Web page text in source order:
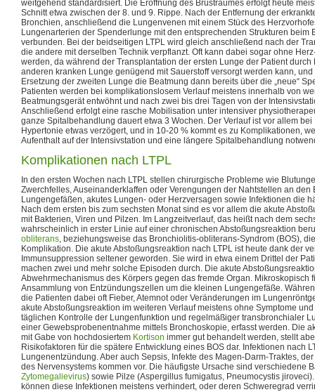
weitgehend standardisiert. Die Eröffnung des Brustraumes erfolgt heute
Schnitt etwa zwischen der 8. und 9. Rippe. Nach der Entfernung der
Bronchien, anschließend die Lungenvenen mit einem Stück des
Lungenarterien der Spenderlunge mit den entsprechenden Strukturen beim
verbunden. Bei der beidseitigen LTPL wird gleich anschließend nach der
die andere mit derselben Technik verpflanzt. Oft kann dabei sogar ohne
werden, da während der Transplantation der ersten Lunge der Patient
anderen kranken Lunge genügend mit Sauerstoff versorgt werden kann,
Ersetzung der zweiten Lunge die Beatmung dann bereits über die „neue“
Patienten werden bei komplikationslosem Verlauf meistens innerhalb von
Beatmungsgerät entwöhnt und nach zwei bis drei Tagen von der
Anschließend erfolgt eine rasche Mobilisation unter intensiver
ganze Spitalbehandlung dauert etwa 3 Wochen. Der Verlauf ist vor allem
Hypertonie etwas verzögert, und in 10-20 % kommt es zu Komplikationen,
Aufenthalt auf der Intensivstation und eine längere Spitalbehandlung
Komplikationen nach LTPL
In den ersten Wochen nach LTPL stellen chirurgische Probleme wie
Zwerchfelles, Auseinanderklaffen oder Verengungen der Nahtstellen an den
Lungengefäßen, akutes Lungen- oder Herzversagen sowie Infektionen die
Nach dem ersten bis zum sechsten Monat sind es vor allem die akute
mit Bakterien, Viren und Pilzen. Im Langzeitverlauf, das heißt nach dem
wahrscheinlich in erster Linie auf einer chronischen Abstoßungsreaktion
obliterans, beziehungsweise das Bronchiolitis-obliterans-Syndrom (BOS),
Komplikation. Die akute Abstoßungsreaktion nach LTPL ist heute dank der
Immunsuppression seltener geworden. Sie wird in etwa einem Drittel der
machen zwei und mehr solche Episoden durch. Die akute
Abwehrmechanismus des Körpers gegen das fremde Organ. Mikroskopisch
Ansammlung von Entzündungszellen um die kleinen Lungengefäße.
die Patienten dabei oft Fieber, Atemnot oder Veränderungen im
akute Abstoßungsreaktion im weiteren Verlauf meistens ohne Symptome
täglichen Kontrolle der Lungenfunktion und regelmäßiger transbronchialer
einer Gewebsprobenentnahme mittels Bronchoskopie, erfasst werden. Die
mit Gabe von hochdosiertem Kortison immer gut behandelt werden, stellt
Risikofaktoren für die spätere Entwicklung eines BOS dar. Infektionen nach
Lungenentzündung. Aber auch Sepsis, Infekte des Magen-Darm-Traktes,
des Nervensystems kommen vor. Die häufigste Ursache sind verschiedene
Zytomegalievirus) sowie Pilze (Aspergillus fumigatus, Pneumocystis
können diese Infektionen meistens verhindert, oder deren Schweregrad